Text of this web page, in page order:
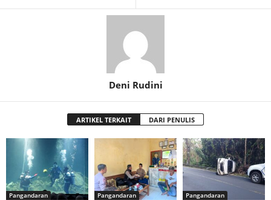
Deni Rudini
ARTIKEL TERKAIT DARI PENULIS
Pangandaran Pangandaran Pangandaran